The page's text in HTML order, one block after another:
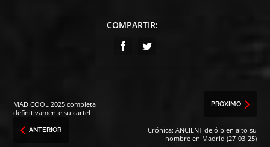
COMPARTIR:
MAD COOL 2025 completa
definitivamente su cartel
ANTERIOR
PRÓXIMO
Crónica: ANCIENT dejó bien alto su
nombre en Madrid (27-03-25)